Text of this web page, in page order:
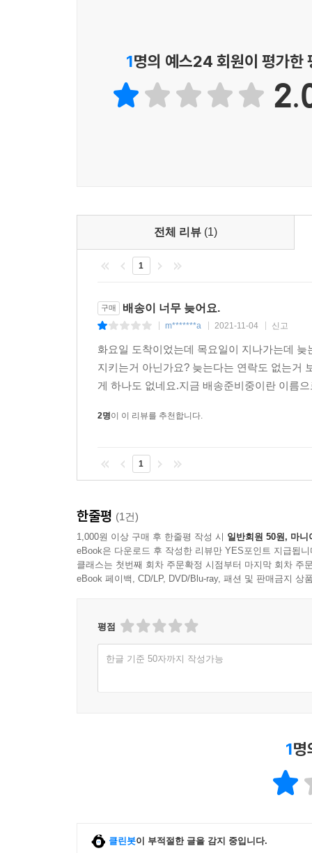
1명의 예스24 회원이 평가한
전체 리뷰 (1)
1
구매 배송이 너무 늦어요.
m*******a 2021-11-04 신고
화요일 도착이었는데 목요일이 지나가는데
지키는거 아닌가요? 늦는다는 연락도 없는거
게 하나도 없네요.지금 배송준비중이란 이름
2명이 이 리뷰를 추천합니다.
1
한줄평 (1건)
1,000원 이상 구매 후 한줄평 작성 시 일반회원 50원, 마니
eBook은 다운로드 후 작성한 리뷰만 YES포인트 지급됩니
클래스는 첫번째 회차 주문확정 시점부터 마지막 회차 주
eBook 페이백, CD/LP, DVD/Blu-ray, 패션 및 판매금지 상
평점
한글 기준 50자까지 작성가능
1명
클린봇이 부적절한 글을 감지 중입니다.